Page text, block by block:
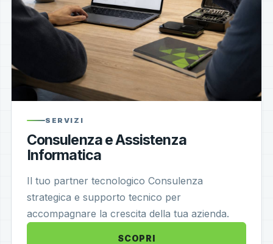
SERVIZI
Consulenza e Assistenza
Informatica
Il tuo partner tecnologico Consulenza
strategica e supporto tecnico per
accompagnare la crescita della tua azienda.
SCOPRI